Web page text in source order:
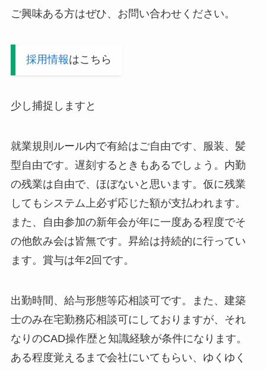
ご興味ある方はぜひ、お問い合わせください。
採用情報はこちら
少し捕捉しますと
就業規則ルール内で有給はご自由です、服装、髪
型自由です。遅刻するときもあるでしょう。内勤
の残業は自由で、ほぼないと思います。仮に残業
してもシステム上必ず応じた額が支払われます。
また、自由参加の新年会が年に一度ある程度でそ
の他飲み会は皆無です。昇給は持続的に行ってい
ます。賞与は年2回です。
出勤時間、給与形態等応相談可です。また、建築
士のみ在宅勤務応相談可にしておりますが、それ
なりのCAD操作歴と知識経験が条件になります。
ある程度覚えるまで会社にいてもらい、ゆくゆく